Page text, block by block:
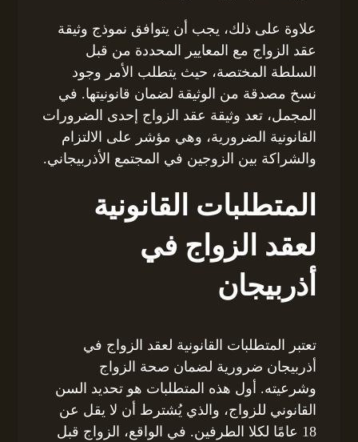
علاوة على ذلك، يجب أن يتوافق نموذج وثيقة
عقد الزواج مع المعايير المحددة من قبل
السلطة المختصة، حيث يتطلب الأمر وجود
نسخ مصدقة من الوثيقة لضمان قانونيتها. في
المجمل، تعد وثيقة عقد الزواج إحدى الضرورات
القانونية الضرورية، وهي مؤشر على الالتزام
والشراكة بين الزوجين في المجتمع الأذربيجاني.
المتطلبات القانونية
لعقد الزواج في
أذربيجان
تعتبر المتطلبات القانونية لعقد الزواج في
أذربيجان ضرورية لضمان صحة الزواج
وشرعيته. أول هذه المتطلبات هو تحديد السن
القانوني للزواج، والذي يُشترط أن لا يقل عن
18 عامًا لكلا الطرفين. في الواقع، الزواج قبل